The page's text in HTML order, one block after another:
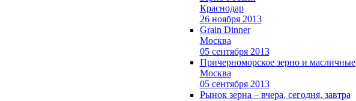
Краснодар
26 ноября 2013
Grain Dinner
Москва
05 сентября 2013
Причерноморское зерно и масличные
Москва
05 сентября 2013
Рынок зерна – вчера, сегодня, завтра